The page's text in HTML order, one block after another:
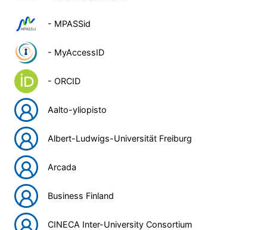
- MPASSid
- MyAccessID
- ORCID
Aalto-yliopisto
Albert-Ludwigs-Universität Freiburg
Arcada
Business Finland
CINECA Inter-University Consortium